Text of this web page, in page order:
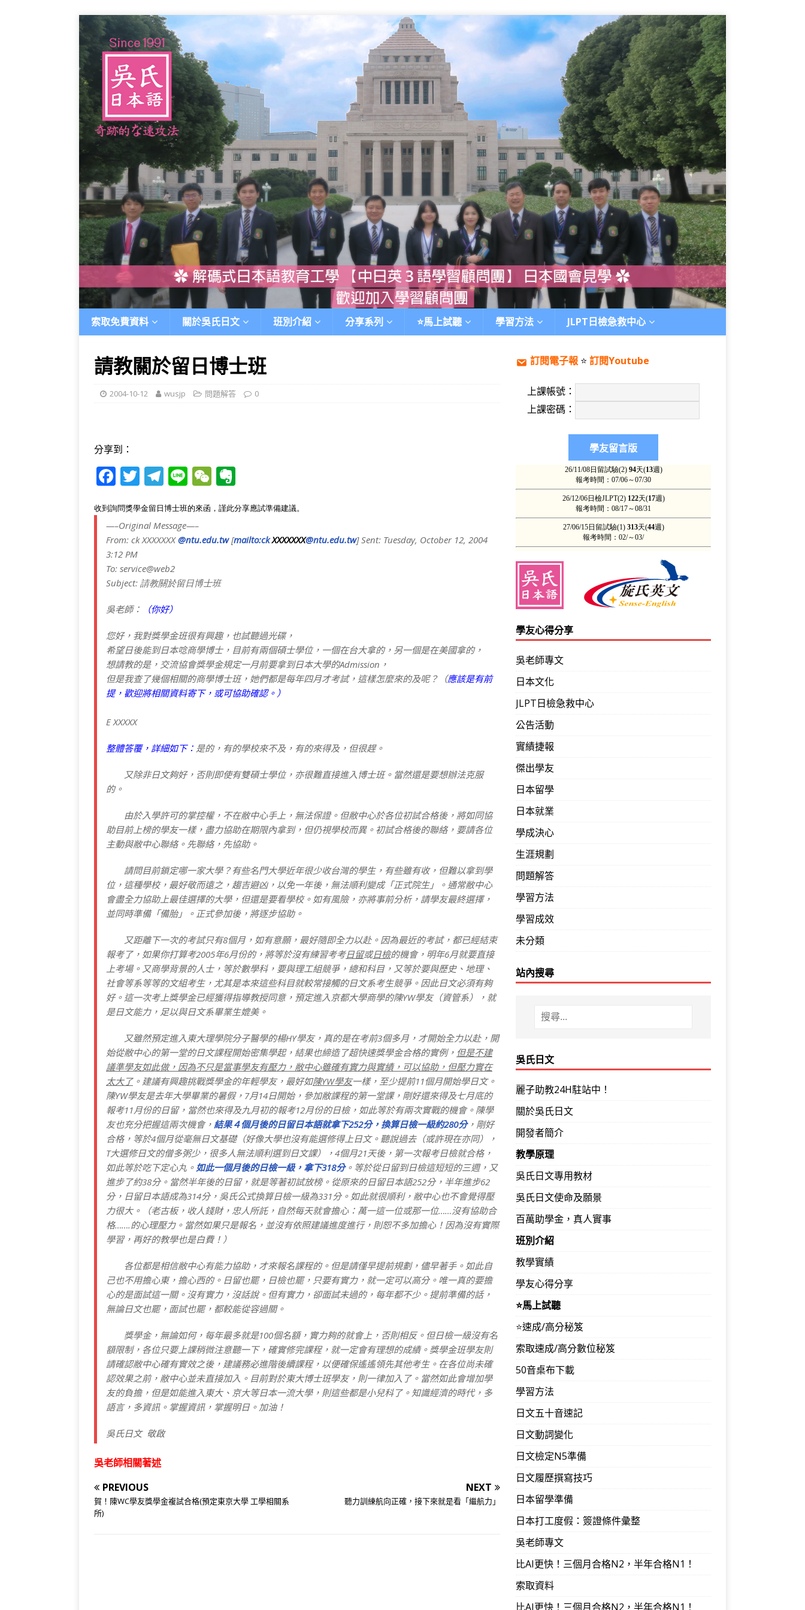
索取免費資料 關於吳氏日文 班別介紹 分享系列 ⭐️馬上試聽 學習方法 JLPT日檢急救中心
請教關於留日博士班
2004-10-12 wusjp 問題解答 0
分享到：
F
c
e
b
o
o
k
T
it
te
T
e
g
ra
m
Li
e
W
C
h
e
r
收到詢問獎學金留日博士班的來函，謹此分享應試準備建議。
—–Original Message—–
From: ckXXXXXXX@ntu.edu.tw[mailto:ckXXXXXXX@ntu.edu.tw] Sent: Tuesday, October 12, 2004
3:12 PM
To: service@web2
Subject: 請教關於留日博士班
吳老師： （你好）
您好，我對獎學金班很有興趣，也試聽過光碟，
希望日後能到日本唸商學博士，目前有兩個碩士學位，一個在台大拿的，另一個是在美國拿的，
想請教的是，交流協會獎學金規定一月前要拿到日本大學的Admission，
但是我查了幾個相關的商學博士班，她們都是每年四月才考試，這樣怎麼來的及呢？（應該是有前
提，歡迎將相關資料寄下，或可協助確認。）
EXXXXX
整體答覆，詳細如下： 是的，有的學校來不及，有的來得及，但很趕。
又除非日文夠好，否則即使有雙碩士學位，亦很難直接進入博士班。當然還是要想辦法克服
的。
由於入學許可的掌控權，不在敝中心手上，無法保證。但敝中心於各位初試合格後，將如同協
助目前上榜的學友一樣，盡力協助在期限內拿到，但仍視學校而異。初試合格後的聯絡，要請各位
主動與敝中心聯絡。先聯絡，先協助。
請問目前鎖定哪一家大學？有些名門大學近年很少收台灣的學生，有些雖有收，但難以拿到學
位，這種學校，最好敬而遠之，趨吉避凶，以免一年後，無法順利變成「正式院生」。通常敝中心
會盡全力協助上最佳選擇的大學，但還是要看學校。如有風險，亦將事前分析，請學友最終選擇，
並同時準備「備胎」。正式參加後，將逐步協助。
又距離下一次的考試只有8個月，如有意願，最好隨即全力以赴。因為最近的考試，都已經結束
報考了，如果你打算考2005年6月份的，將等於沒有練習考考日留或日檢的機會，明年6月就要直接
上考場。又商學背景的人士，等於數學科，要與理工組競爭，總和科目，又等於要與歷史、地理、
社會等系等等的文組考生，尤其是本來這些科目就較常接觸的日文系考生競爭。因此日文必須有夠
好。這一次考上獎學金已經獲得指導教授同意，預定進入京都大學商學的陳YW學友（資管系），就
是日文能力，足以與日文系畢業生媲美。
又雖然預定進入東大理學院分子醫學的楊HY學友，真的是在考前3個多月，才開始全力以赴，開
始從敝中心的第一堂的日文課程開始密集學起，結果也締造了超快速獎學金合格的實例， 但是不建
議準學友如此做，因為不只是當事學友有壓力，敝中心雖確有實力與實績，可以協助，但壓力實在
太大了。建議有興趣挑戰獎學金的年輕學友，最好如陳YW學友一樣，至少提前11個月開始學日文。
陳YW學友是去年大學畢業的暑假，7月14日開始，參加敝課程的第一堂課，剛好還來得及七月底的
報考11月份的日留，當然也來得及九月初的報考12月份的日檢，如此等於有兩次實戰的機會。陳學
友也充分把握這兩次機會， 結果４個月後的日留日本語就拿下252分，換算日檢一級約280分，剛好
合格，等於4個月從毫無日文基礎（好像大學也沒有能選修得上日文。聽說過去（或許現在亦同），
T大選修日文的僧多粥少，很多人無法順利選到日文課），4個月21天後，第一次報考日檢就合格，
如此等於吃下定心丸。 如此一個月後的日檢一級，拿下318分。等於從日留到日檢這短短的三週，又
進步了約38分。當然半年後的日留，就是等著初試放榜。從原來的日留日本語252分，半年進步62
分，日留日本語成為314分，吳氏公式換算日檢一級為331分。如此就很順利，敝中心也不會覺得壓
力很大。（老古板，收人錢財，忠人所託，自然每天就會擔心：萬一這一位或那一位……沒有協助合
格…….的心理壓力。當然如果只是報名，並沒有依照建議進度進行，則恕不多加擔心！因為沒有實際
學習，再好的教學也是白費！）
各位都是相信敝中心有能力協助，才來報名課程的。但是請僅早提前規劃，儘早著手。如此自
己也不用擔心東，擔心西的。日留也罷，日檢也罷，只要有實力，就一定可以高分。唯一真的要擔
心的是面試這一關。沒有實力，沒話說。但有實力，卻面試未過的，每年都不少。提前準備的話，
無論日文也罷，面試也罷，都較能從容過關。
獎學金，無論如何，每年最多就是100個名額，實力夠的就會上，否則相反。但日檢一級沒有名
額限制，各位只要上課稍微注意聽一下，確實修完課程，就一定會有理想的成績。獎學金班學友則
請確認敝中心確有實效之後，建議務必進階後續課程，以便確保遙遙領先其他考生。在各位尚未確
認效果之前，敝中心並未直接加入。目前對於東大博士班學友，則一律加入了。當然如此會增加學
友的負擔，但是如能進入東大、京大等日本一流大學，則這些都是小兒科了。知識經濟的時代，多
語言，多資訊。掌握資訊，掌握明日。加油！
吳氏日文敬啟
吳老師相關著述
PREVIOUS
賀！陳WC學友獎學金複試合格(預定東京大學 工學相關系
所)
NEXT
聽力訓練航向正確，接下來就是看「繼航力」
訂閱電子報⭐️ 訂閱Youtube
上課帳號：
上課密碼：
學友心得分享
吳老師專文
日本文化
JLPT日檢急救中心
公告活動
實績捷報
傑出學友
日本留學
日本就業
學成決心
生涯規劃
問題解答
學習方法
學習成效
未分類
站內搜尋
吳氏日文
麗子助教24H駐站中！
關於吳氏日文
開發者簡介
教學原理
吳氏日文專用教材
吳氏日文使命及願景
百萬助學金，真人實事
班別介紹
教學實績
學友心得分享
⭐️馬上試聽
⭐️速成/高分秘笈
索取速成/高分數位秘笈
50音桌布下載
學習方法
日文五十音速記
日文動詞變化
日文檢定N5準備
日文履歷撰寫技巧
日本留學準備
日本打工度假：簽證條件彙整
吳老師專文
比AI更快！三個月合格N2，半年合格N1！
索取資料
比AI更快！三個月合格N2，半年合格N1！